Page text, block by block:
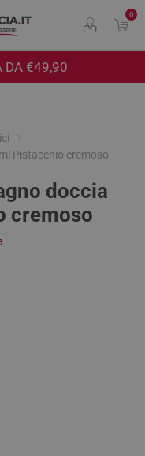
0
DA €49,90
Pistacchio cremoso
doccia
cremoso